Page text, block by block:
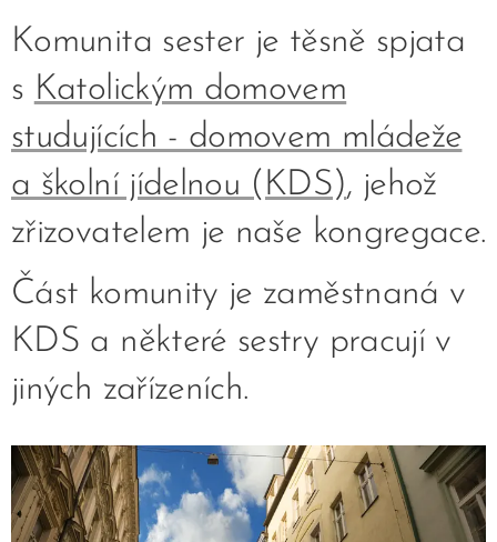
Komunita sester je těsně spjata
s Katolickým domovem
studujících - domovem mládeže
a školní jídelnou (KDS), jehož
zřizovatelem je naše kongregace.
Část komunity je zaměstnaná v
KDS a některé sestry pracují v
jiných zařízeních.